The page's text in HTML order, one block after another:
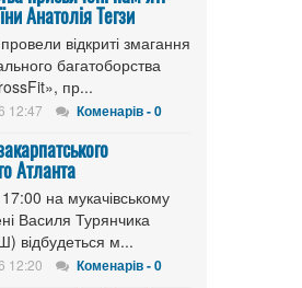
Анатолія Тегзи
відкриті змагання
багатоборства
пр...
12:47 Коменарів - 0
Атланта
на мукачівському
Василя Турянчика
м...
12:20 Коменарів - 0